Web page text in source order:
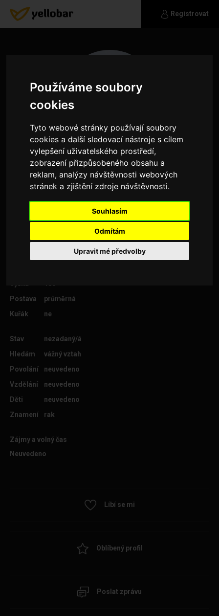
Používáme soubory
cookies
Tyto webové stránky používají soubory
cookies a další sledovací nástroje s cílem
vylepšení uživatelského prostředí,
zobrazení přizpůsobeného obsahu a
reklam, analýzy návštěvnosti webových
stránek a zjištění zdroje návštěvnosti.
Souhlasím
Odmítám
Upravit mé předvolby
Registrovat
Postava
průměrná
Kuřák
ne
Stav
nezadaný/á
Hledám
vážný vztah
Povolání
neuvedeno
Vzdělání
neuvedeno
Děti
neuvedeno
Znamení
rak
Zájmy a volný čas
Neuvedeno
Líbí se mi
Oblíbený profil
Poslat zprávu